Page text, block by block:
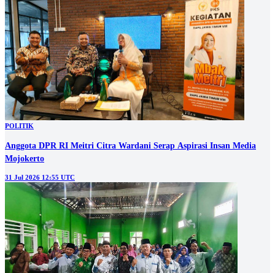
POLITIK
Anggota DPR RI Meitri Citra Wardani Serap Aspirasi Insan Media
Mojokerto
31 Jul 2026 12:55 UTC